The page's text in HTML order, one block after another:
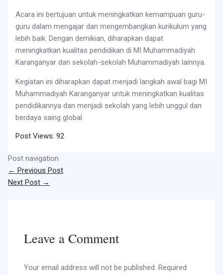
Acara ini bertujuan untuk meningkatkan kemampuan guru-
guru dalam mengajar dan mengembangkan kurikulum yang
lebih baik. Dengan demikian, diharapkan dapat
meningkatkan kualitas pendidikan di MI Muhammadiyah
Karanganyar dan sekolah-sekolah Muhammadiyah lainnya.
Kegiatan ini diharapkan dapat menjadi langkah awal bagi MI
Muhammadiyah Karanganyar untuk meningkatkan kualitas
pendidikannya dan menjadi sekolah yang lebih unggul dan
berdaya saing global.
Post Views: 92
Post navigation
← Previous Post
Next Post →
Leave a Comment
Your email address will not be published. Required